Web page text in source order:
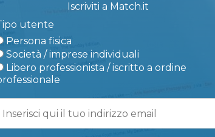
Iscriviti a Match.it
utente
Persona fisica
Società / imprese individuali
Libero professionista / iscritto a ordine